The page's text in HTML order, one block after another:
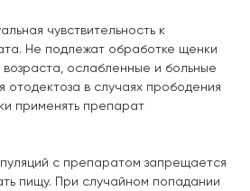
чувствительность к
Не подлежат обработке щенки
ослабленные и больные
отодектоза в случаях прободения
применять препарат
с препаратом запрещается
пищу. При случайном попадании